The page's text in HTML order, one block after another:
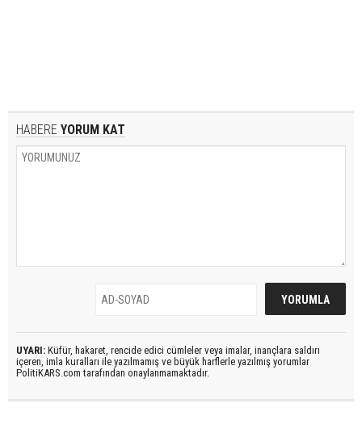
HABERE YORUM KAT
UYARI: Küfür, hakaret, rencide edici cümleler veya imalar, inançlara saldırı
içeren, imla kuralları ile yazılmamış ve büyük harflerle yazılmış yorumlar
PolitiKARS.com tarafından onaylanmamaktadır.